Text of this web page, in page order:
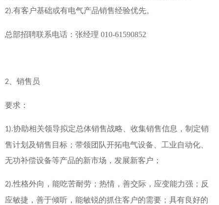
2).有客户基础或有电气产品销售经验优先。
总部招聘联系电话：张经理 010-61590852
2 、销售员
要求：
1).协助相关领导拟定总体销售战略、收集销售信息，制定销
售计划及销售目标；带领团队开拓电气设备、工业自动化、
无功补偿设备等产品的新市场，发展新客户；
2).性格外向，能吃苦耐劳；热情，善交际，应变能力强；反
应敏捷，善于倾听，能敏锐的抓住客户的需要；具有良好的